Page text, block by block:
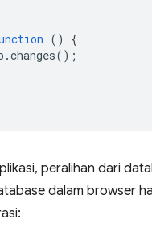
()
{
.changes();
peralihan dari
dalam browser